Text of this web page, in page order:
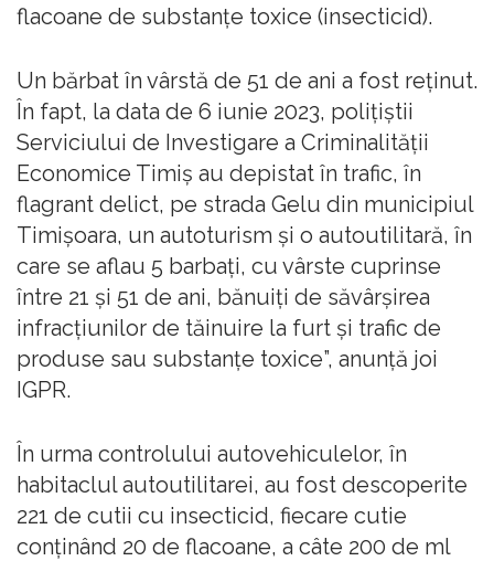
flacoane de substanţe toxice (insecticid).
Un bărbat în vârstă de 51 de ani a fost reţinut.
În fapt, la data de 6 iunie 2023, poliţiştii
Serviciului de Investigare a Criminalităţii
Economice Timiş au depistat în trafic, în
flagrant delict, pe strada Gelu din municipiul
Timişoara, un autoturism şi o autoutilitară, în
care se aflau 5 barbaţi, cu vârste cuprinse
între 21 şi 51 de ani, bănuiţi de săvârşirea
infracţiunilor de tăinuire la furt şi trafic de
produse sau substanţe toxice”, anunţă joi
IGPR.
În urma controlului autovehiculelor, în
habitaclul autoutilitarei, au fost descoperite
221 de cutii cu insecticid, fiecare cutie
conţinând 20 de flacoane, a câte 200 de ml